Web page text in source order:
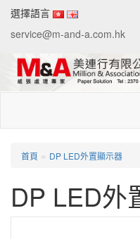
選擇語言
service@m-and-a.com.hk
首頁 » DP LED外置顯示器
DP LED外